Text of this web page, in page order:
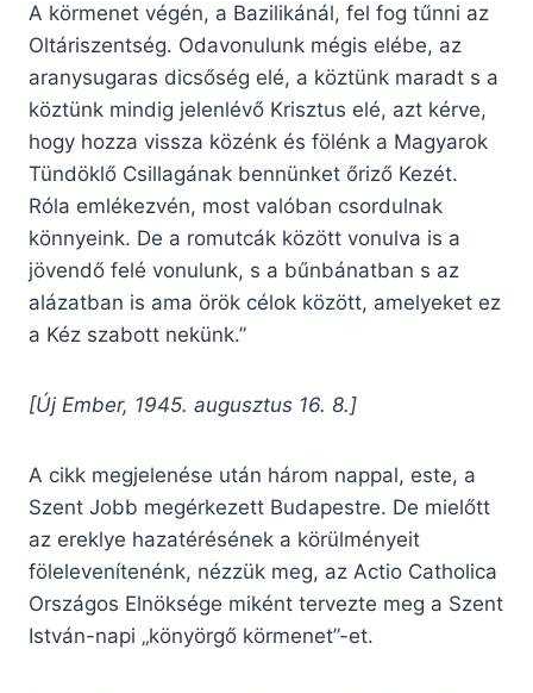
A körmenet végén, a Bazilikánál, fel fog tűnni az
Oltáriszentség. Odavonulunk mégis elébe, az
aranysugaras dicsőség elé, a köztünk maradt s a
köztünk mindig jelenlévő Krisztus elé, azt kérve,
hogy hozza vissza közénk és fölénk a Magyarok
Tündöklő Csillagának bennünket őriző Kezét.
Róla emlékezvén, most valóban csordulnak
könnyeink. De a romutcák között vonulva is a
jövendő felé vonulunk, s a bűnbánatban s az
alázatban is ama örök célok között, amelyeket ez
a Kéz szabott nekünk.”
[Új Ember, 1945. augusztus 16. 8.]
A cikk megjelenése után három nappal, este, a
Szent Jobb megérkezett Budapestre. De mielőtt
az ereklye hazatérésének a körülményeit
fölelevenítenénk, nézzük meg, az Actio Catholica
Országos Elnöksége miként tervezte meg a Szent
István-napi „könyörgő körmenet”-et.